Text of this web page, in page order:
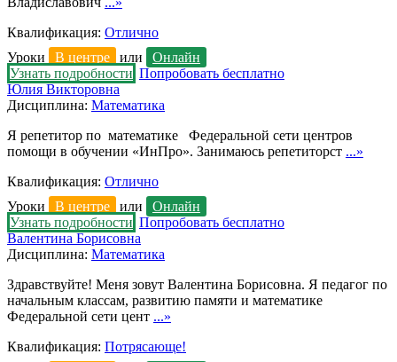
Квалификация: Отлично
Уроки
В центре или
Онлайн
Узнать подробности Попробовать бесплатно
Юлия Викторовна
Дисциплина: Математика
Я репетитор по математике Федеральной сети центров
помощи в обучении «ИнПро». Занимаюсь репетиторст ...»
Квалификация: Отлично
Уроки
В центре или
Онлайн
Узнать подробности Попробовать бесплатно
Валентина Борисовна
Дисциплина: Математика
Здравствуйте! Меня зовут Валентина Борисовна. Я педагог по
начальным классам, развитию памяти и математике
Федеральной сети цент ...»
Квалификация: Потрясающе!